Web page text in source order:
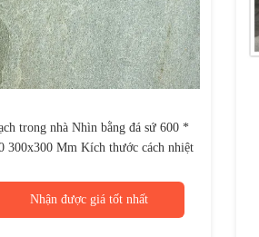
trong nhà Nhìn bằng đá sứ 600 *
300x300 Mm Kích thước cách nhiệt
Nhận được giá tốt nhất